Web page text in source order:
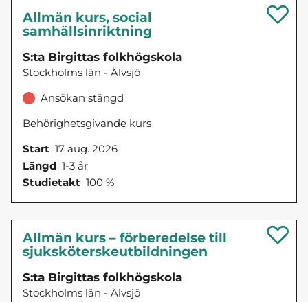
Allmän kurs, social
samhällsinriktning
S:ta Birgittas folkhögskola
Stockholms län - Älvsjö
Ansökan stängd
Behörighetsgivande kurs
Start 17 aug. 2026
Längd 1-3 år
Studietakt 100 %
Allmän kurs – förberedelse till
sjuksköterskeutbildningen
S:ta Birgittas folkhögskola
Stockholms län - Älvsjö